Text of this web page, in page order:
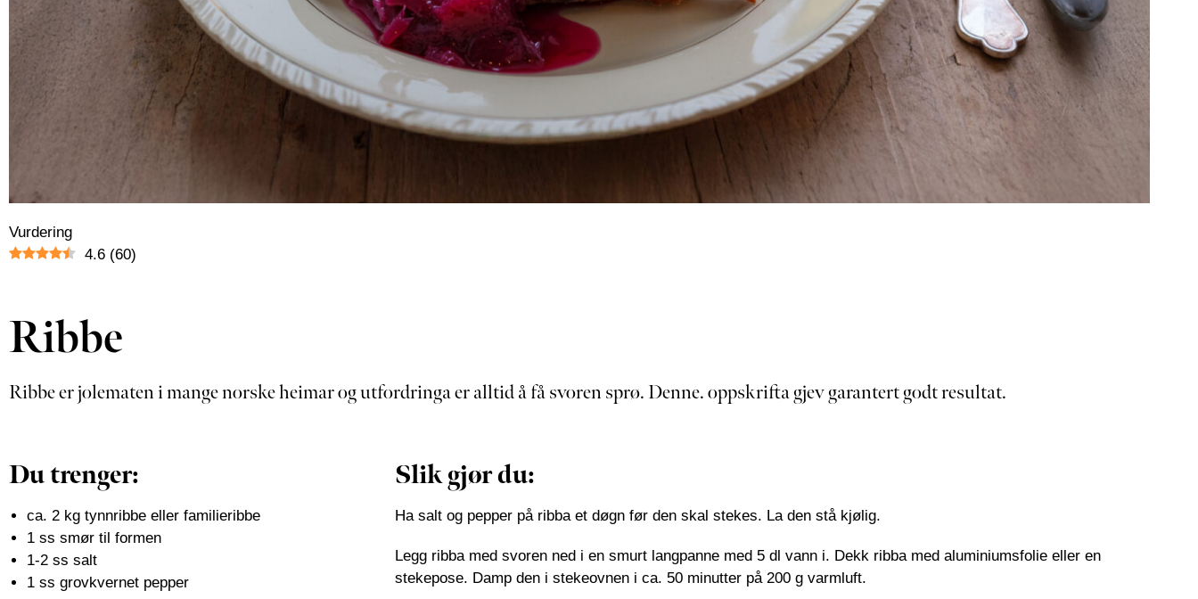
Vurdering
4.6 (60)
Ribbe
Ribbe er jolematen i mange norske heimar og utfordringa er alltid å få svoren sprø. Denne. oppskrifta gjev garantert godt resultat.
Du trenger:
ca. 2 kg tynnribbe eller familieribbe
1 ss smør til formen
1-2 ss salt
1 ss grovkvernet pepper
Slik gjør du:
Ha salt og pepper på ribba et døgn før den skal stekes. La den stå kjølig.
Legg ribba med svoren ned i en smurt langpanne med 5 dl vann i. Dekk ribba med aluminiumsfolie eller en
stekepose. Damp den i stekeovnen i ca. 50 minutter på 200 g varmluft.